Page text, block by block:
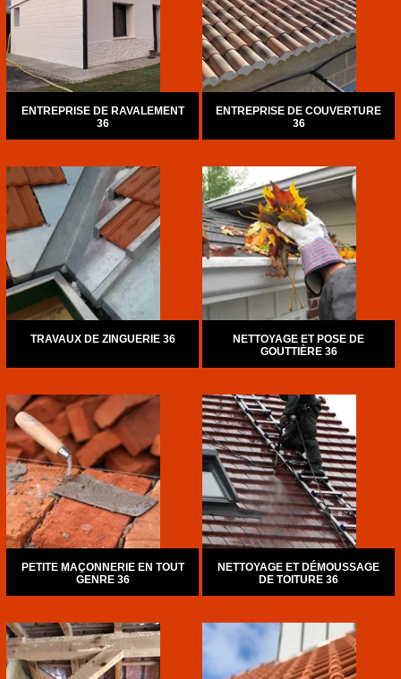
ENTREPRISE DE RAVALEMENT
36
ENTREPRISE DE COUVERTURE
36
TRAVAUX DE ZINGUERIE 36
NETTOYAGE ET POSE DE
GOUTTIÈRE 36
PETITE MAÇONNERIE EN TOUT
GENRE 36
NETTOYAGE ET DÉMOUSSAGE
DE TOITURE 36